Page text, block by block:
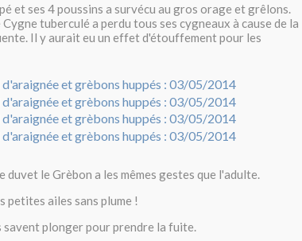
et ses 4 poussins a survécu au gros orage et grêlons.
tuberculé a perdu tous ses cygneaux à cause de la
Il y aurait eu un effet d'étouffement pour les
le Grèbon a les mêmes gestes que l'adulte.
petites ailes sans plume !
plonger pour prendre la fuite.